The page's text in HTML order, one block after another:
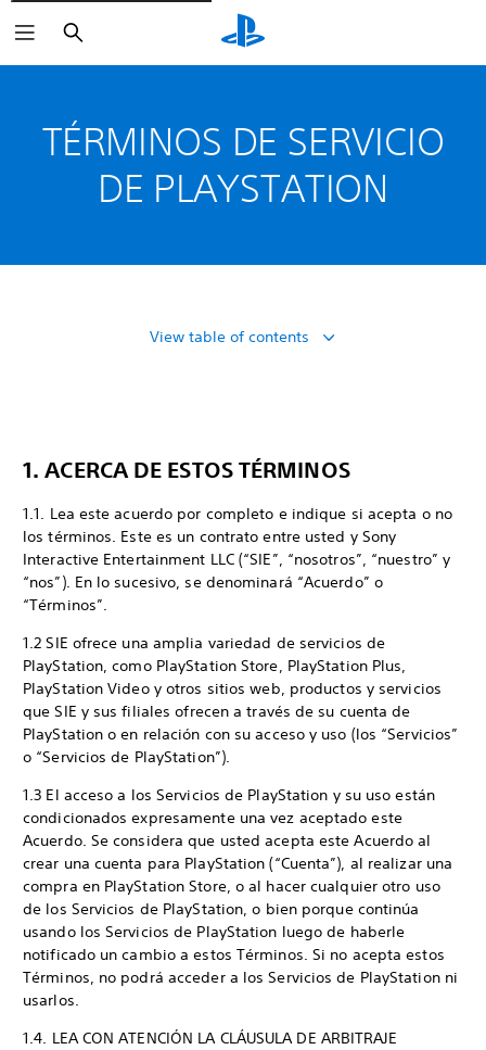
Buscar
TÉRMINOS DE SERVICIO
DE PLAYSTATION
View table of contents
1. ACERCA DE ESTOS TÉRMINOS
1.1. Lea este acuerdo por completo e indique si acepta o no
los términos. Este es un contrato entre usted y Sony
Interactive Entertainment LLC (“SIE”, “nosotros”, “nuestro” y
“nos”). En lo sucesivo, se denominará “Acuerdo” o
“Términos”.
1.2 SIE ofrece una amplia variedad de servicios de
PlayStation, como PlayStation Store, PlayStation Plus,
PlayStation Video y otros sitios web, productos y servicios
que SIE y sus filiales ofrecen a través de su cuenta de
PlayStation o en relación con su acceso y uso (los “Servicios”
o “Servicios de PlayStation”).
1.3 El acceso a los Servicios de PlayStation y su uso están
condicionados expresamente una vez aceptado este
Acuerdo. Se considera que usted acepta este Acuerdo al
crear una cuenta para PlayStation (“Cuenta”), al realizar una
compra en PlayStation Store, o al hacer cualquier otro uso
de los Servicios de PlayStation, o bien porque continúa
usando los Servicios de PlayStation luego de haberle
notificado un cambio a estos Términos. Si no acepta estos
Términos, no podrá acceder a los Servicios de PlayStation ni
usarlos.
1.4. LEA CON ATENCIÓN LA CLÁUSULA DE ARBITRAJE